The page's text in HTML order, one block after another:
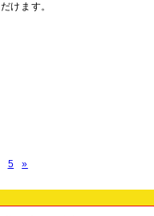
けます。
5 »